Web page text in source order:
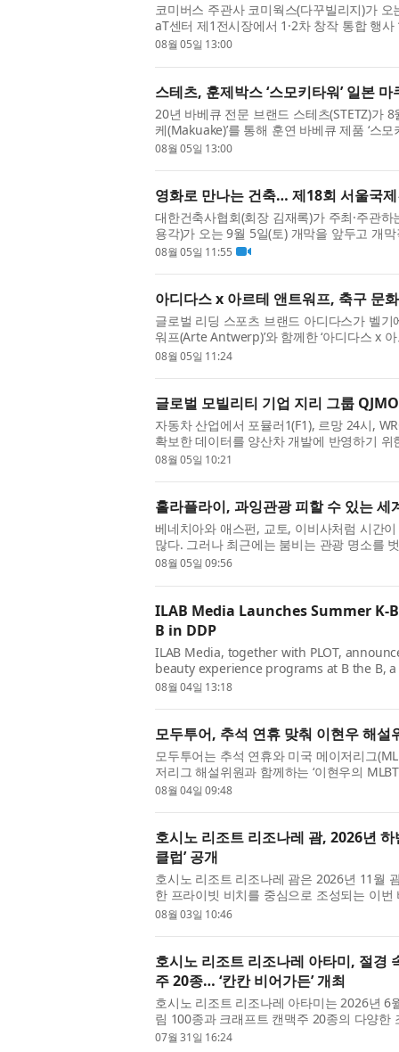
코미버스 주관사 코미웍스(다꾸빌리지)가
aT센터 제1전시장에서 1·2차 창작 통합 행
오리지널 창작과 2차 창작을 한자리에서 소
08월 05일 13:00
스테츠, 훈제박스 ‘스모키타워’ 일본
20년 바베큐 전문 브랜드 스테츠(STETZ)가
케(Makuake)’를 통해 훈연 바베큐 제품 ‘스
략에 본격적으로 나선다고 밝혔다. 이번 마
08월 05일 13:00
영화로 만나는 건축… 제18회 서울국
대한건축사협회(회장 김재록)가 주최·주관하
용각)가 오는 9월 5일(토) 개막을 앞두고 개
영화제에서는 12개국 14편의 작품이 상영된
08월 05일 11:55
아디다스 x 아르테 앤트워프, 축구 문
글로벌 리딩 스포츠 브랜드 아디다스가 벨
워프(Arte Antwerp)’와 함께한 ‘아디다스 x
했다. 아디다스와 아르테 앤트워프는 스트
08월 05일 11:24
글로벌 모빌리티 기업 지리 그룹
자동차 산업에서 포뮬러1(F1), 르망 24시,
확보한 데이터를 양산차 개발에 반영하기
스-AMG, BMW M, 아우디 등 글로벌 제조사
08월 05일 10:21
홀라플라이, 과잉관광 피할 수 있는 세
베네치아와 애스펀, 교토, 이비사처럼 시간
많다. 그러나 최근에는 붐비는 관광 명소를
점점 더 많은 여행객이 인파와 긴 대기줄, 높
08월 05일 09:56
ILAB Media Launches Summer
B in DDP
ILAB Media, together with PLOT,
beauty experience programs at B the B,
Dongdaemun Design Plaza (DDP) and
08월 04일 13:18
모두투어, 추석 연휴 맞춰 이현우 해
모두투어는 추석 연휴와 미국 메이저리그
저리그 해설위원과 함께하는 ‘이현우의
일’ 콘셉트투어를 출시했다고 4일 밝혔다.
08월 04일 09:48
호시노 리조트 리조나레 괌, 2026년
클럽’ 공개
호시노 리조트 리조나레 괌은 2026년 11월
한 프라이빗 비치를 중심으로 조성되는 이
화를 경험할 수 있는 다양한 콘텐츠를 선보
08월 03일 10:46
호시노 리조트 리조나레 아타미, 절경
주 20종… ‘칸칸 비어가든’ 개최
호시노 리조트 리조나레 아타미는 2026년
림 100종과 크래프트 캔맥주 20종의 다양한
어가든’을 개최한다. 하늘과 바다, 숲이 어
07월 31일 16:24